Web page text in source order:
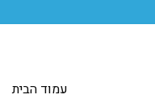
עמוד הבית